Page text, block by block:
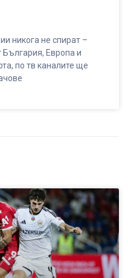
никога не спират –
България, Европа и
по тв каналите ще